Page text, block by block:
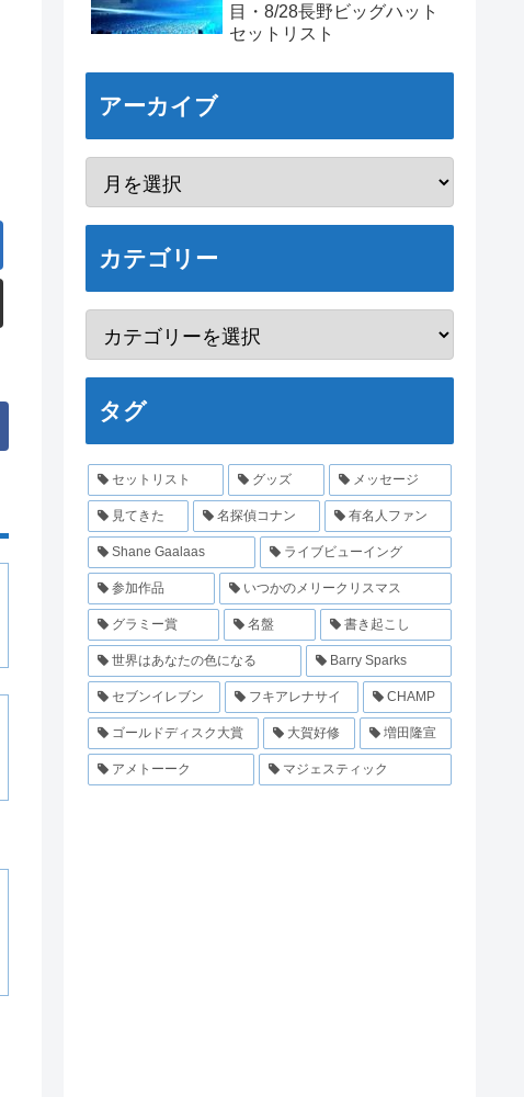
目・8/28長野ビッグハット
セットリスト
アーカイブ
カテゴリー
タグ
セットリスト グッズ メッセージ
見てきた 名探偵コナン 有名人ファン
Shane Gaalaas ライブビューイング
参加作品 いつかのメリークリスマス
グラミー賞 名盤 書き起こし
世界はあなたの色になる Barry Sparks
セブンイレブン フキアレナサイ CHAMP
ゴールドディスク大賞 大賀好修 増田隆宣
アメトーーク マジェスティック